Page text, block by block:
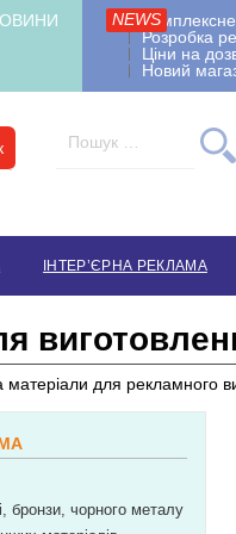
NEWS
Розробка
Ціни на
Новий
ІНТЕР’ЄРНА РЕКЛАМА
для рекламного
бронзи, чорного металу